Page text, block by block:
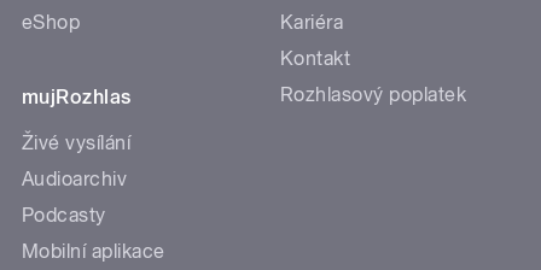
eShop
mujRozhlas
Živé vysílání
Audioarchiv
Podcasty
Mobilní aplikace
Kariéra
Kontakt
Rozhlasový poplatek